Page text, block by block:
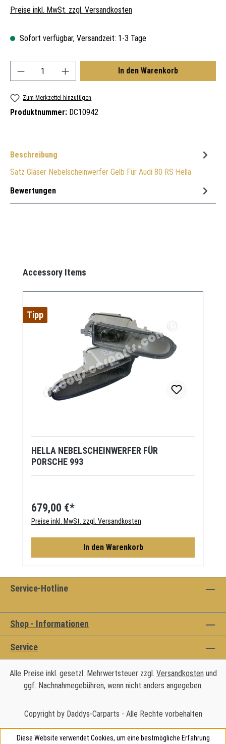
Preise inkl. MwSt. zzgl. Versandkosten
Sofort verfügbar, Versandzeit: 1-3 Tage
Produkt Anzahl: Gib den gewünschten Wert ein
In den Warenkorb
Zum Merkzettel hinzufügen
Produktnummer: DC10942
Beschreibung
Satz Gläser Nebelscheinwerfer Gelb Für Audi 80 RS Hella
Bewertungen
Produktgalerie überspringen
Accessory Items
Tipp
HELLA NEBELSCHEINWERFER FÜR
PORSCHE 993
679,00 €*
Preise inkl. MwSt. zzgl. Versandkosten
In den Warenkorb
Service-Hotline
Shop - Informationen
Service
Alle Preise inkl. gesetzl. Mehrwertsteuer zzgl. Versandkosten und
ggf. Nachnahmegebühren, wenn nicht anders angegeben.
Copyright by Daddys-Carparts - Alle Rechte vorbehalten
Diese Website verwendet Cookies, um eine bestmögliche Erfahrung